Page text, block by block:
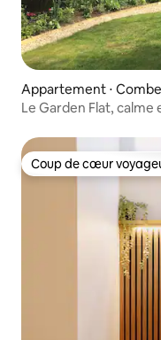
Appartement ⋅
Le Garden Flat,
Coup de cœur
Coup de cœur